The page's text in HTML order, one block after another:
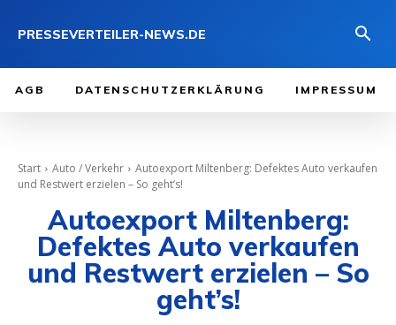
PRESSEVERTEILER-NEWS.DE
AGB DATENSCHUTZERKLÄRUNG IMPRESSUM
Start Auto / Verkehr
Autoexport Miltenberg: Defektes Auto verkaufen
und Restwert erzielen – So geht’s!
Autoexport Miltenberg:
Defektes Auto verkaufen
und Restwert erzielen – So
geht’s!